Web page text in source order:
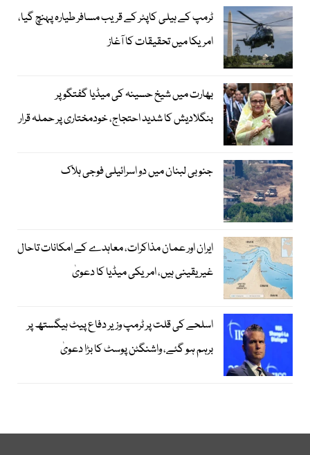
ٹرمپ کے ہیلی کاپٹر کے قریب مسافر طیارہ پہنچ گیا،
امریکا میں تحقیقات کا آغاز
بھارت میں شیخ حسینہ کی میڈیا گفتگو پر
بنگلادیش کا شدید احتجاج، خودمختاری پر حملہ قرار
جنوبی لبنان میں دو اسرائیلی فوجی ہلاک
ایران اور عمان مذاکرات، معاہدے کے امکانات تاحال
غیر یقینی ہیں، امریکی میڈیا کا دعویٰ
اسلحے کی قلت پر ٹرمپ وزیر دفاع پیٹ ہیگستھ پر
برہم ہو گئے، واشنگٹن پوسٹ کا بڑا دعویٰ